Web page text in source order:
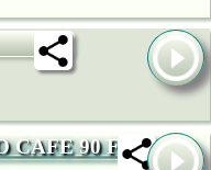
CAFE 90 FM